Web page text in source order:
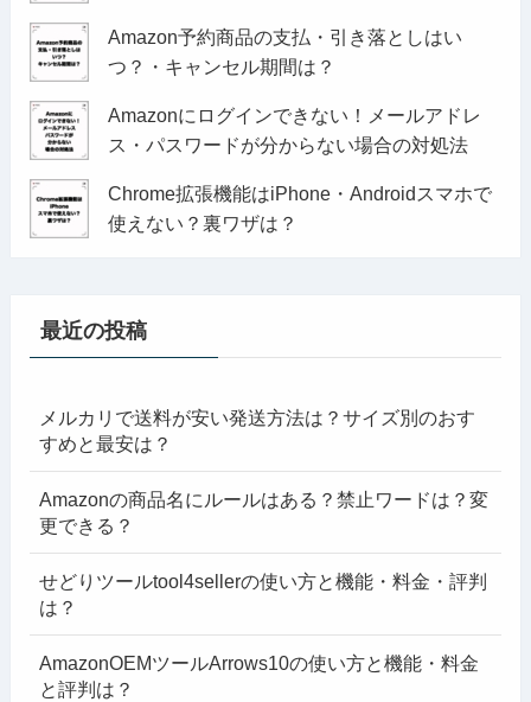
Amazon予約商品の支払・引き落としはい
つ？・キャンセル期間は？
Amazonにログインできない！メールアドレ
ス・パスワードが分からない場合の対処法
Chrome拡張機能はiPhone・Androidスマホで
使えない？裏ワザは？
最近の投稿
メルカリで送料が安い発送方法は？サイズ別のおす
すめと最安は？
Amazonの商品名にルールはある？禁止ワードは？変
更できる？
せどりツールtool4sellerの使い方と機能・料金・評判
は？
AmazonOEMツールArrows10の使い方と機能・料金
と評判は？